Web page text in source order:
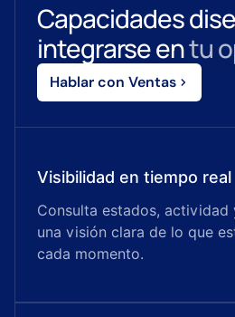
Capacidades
integrarse entu
Hablar con Ventas
Visibilidad en tiempo real
Consulta estados, actividad
una visión clara de lo que
cada momento.